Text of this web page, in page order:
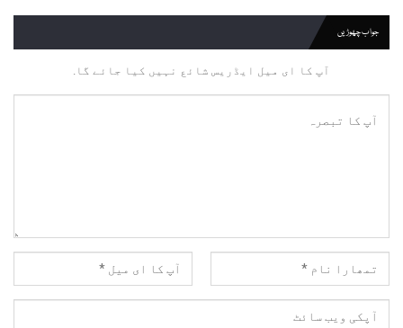
جواب چھوڑیں
آپ کا ای میل ایڈریس شائع نہیں کیا جائے گا.